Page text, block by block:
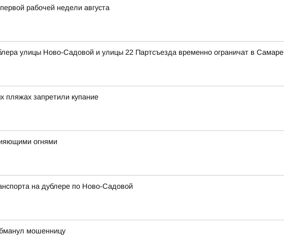
рабочей недели августа
улицы Ново-Садовой и улицы 22 Партсъезда временно ограничат в Самаре
пляжах запретили купание
огнями
на дублере по Ново-Садовой
мошенницу